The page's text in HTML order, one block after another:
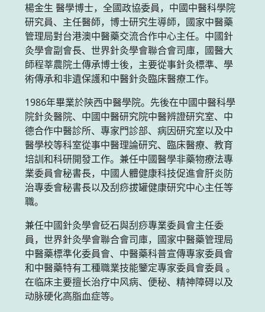
楊金生 醫學博士，全國政協委員，中國中醫科學院
研究員、主任醫師，博士研究生導師，國家中醫藥
管理局對台港澳中醫藥交流合作中心主任。中國針
灸學會副會長、世界針灸學會聯合會司庫，國醫大
師程莘農院土傳承博士後，主要從事針灸標準、學
術傳承和非遺保護和中醫針灸臨床醫療工作。
1986年畢業於陝西中醫學院。先後在中國中醫科學
院針灸醫院、中國中醫研究院中醫辨證研究室、中
德合作中醫診所、專家門診部、病因研究室以及中
醫學校等科室從事中醫理論研究、臨床醫療、教育
培訓和科研開發工作。兼任中國醫學非藥物療法專
業委員會秘書長，中國人體健康科技促進會肝炎防
治專委會秘書長以及刮痧拔罐健康研究中心主任等
職。
兼任中國針灸學會砭石與刮痧專業委員會主任委
員，世界針灸學會聯合會司庫，國家中醫藥管理局
中醫藥標準化委員會、中醫藥科普宣傳專家委員會
和中醫藥特有工種職業技能鑒定專家委員會委員 。
在临床主要擅长治疗中风病、便秘、精神障碍以及
动脉硬化高脂血症等。